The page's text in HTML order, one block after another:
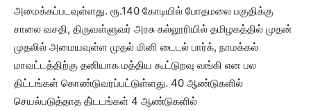
அமைக்கப்படவுள்ளது. ரூ.140 கோடியில் போதமலை பகுதிக்கு
சாலை வசதி, திருவள்ளுவர் அரசு கல்லூரியில் தமிழகத்தில் முதன்
முதலில் அமையவுள்ள முதல் மினி டைடல் பார்க், நாமக்கல்
மாவட்டத்திற்கு தனியாக மத்திய கூட்டுறவு வங்கி என பல
திட்டங்கள் கொண்டுவரப்பட்டுள்ளது. 40 ஆண்டுகளில்
செயல்படுத்தாத தி்டடங்கள் 4 ஆண்டுகளில்